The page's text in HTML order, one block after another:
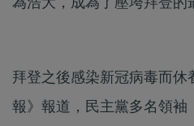
拜登之後感染新冠病毒而休
報》報道，民主黨多名領袖